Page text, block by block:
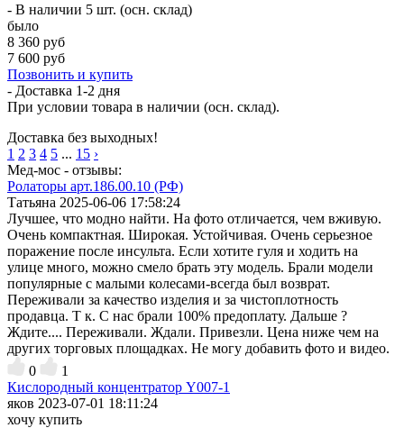
- В наличии 5 шт. (осн. склад)
было
8 360 руб
7 600 руб
Позвонить и купить
- Доставка 1-2 дня
При условии товара в наличии (осн. склад).
Доставка без выходных!
1 2 3 4 5 ... 15 ›
Мед-мос - отзывы:
Ролаторы арт.186.00.10 (РФ)
Татьяна 2025-06-06 17:58:24
Лучшее, что модно найти. На фото отличается, чем вживую.
Очень компактная. Широкая. Устойчивая. Очень серьезное
поражение после инсульта. Если хотите гуля и ходить на
улице много, можно смело брать эту модель. Брали модели
популярные с малыми колесами-всегда был возврат.
Переживали за качество изделия и за чистоплотность
продавца. Т к. С нас брали 100% предоплату. Дальше ?
Ждите.... Переживали. Ждали. Привезли. Цена ниже чем на
других торговых площадках. Не могу добавить фото и видео.
0
1
Кислородный концентратор Y007-1
яков 2023-07-01 18:11:24
хочу купить